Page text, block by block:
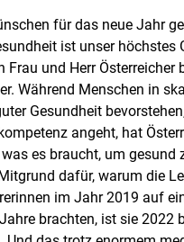
für das neue Jahr
ist unser
und Herr Österreicher
Während Menschen in
Gesundheit
angeht, hat
es braucht, um
dafür, warum die
im Jahr 2019 auf
brachten, ist sie 2022